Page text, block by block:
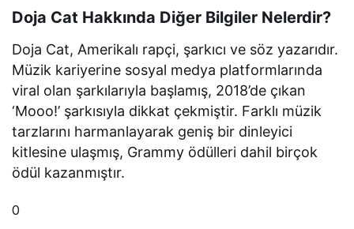
Doja Cat Hakkında Diğer Bilgiler Nelerdir?
Doja Cat, Amerikalı rapçi, şarkıcı ve söz yazarıdır.
Müzik kariyerine sosyal medya platformlarında
viral olan şarkılarıyla başlamış, 2018’de çıkan
‘Mooo!’ şarkısıyla dikkat çekmiştir. Farklı müzik
tarzlarını harmanlayarak geniş bir dinleyici
kitlesine ulaşmış, Grammy ödülleri dahil birçok
ödül kazanmıştır.
0